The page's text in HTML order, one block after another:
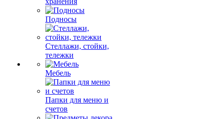
Подносы
Стеллажи, стойки,
тележки
Мебель
Папки для меню и
счетов